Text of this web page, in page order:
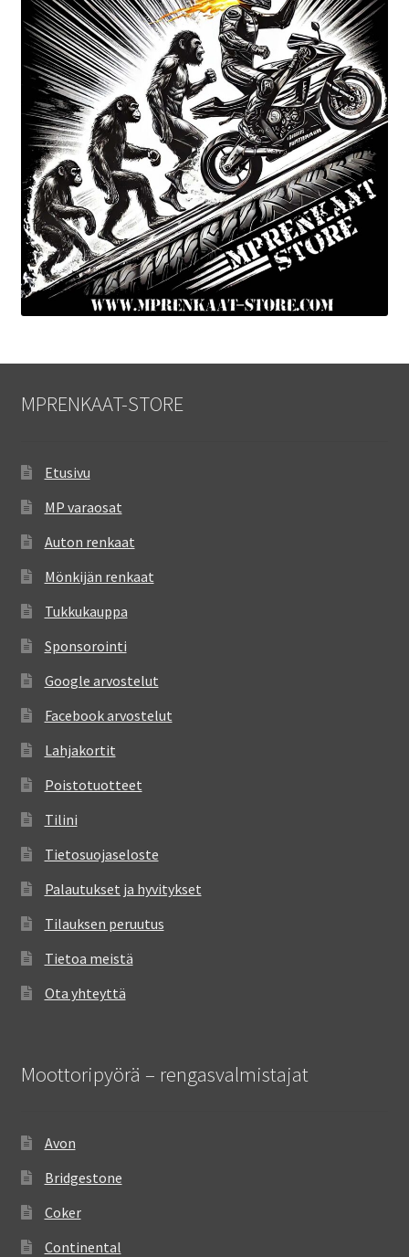
MPRENKAAT-STORE
Etusivu
MP varaosat
Auton renkaat
Mönkijän renkaat
Tukkukauppa
Sponsorointi
Google arvostelut
Facebook arvostelut
Lahjakortit
Poistotuotteet
Tilini
Tietosuojaseloste
Palautukset ja hyvitykset
Tilauksen peruutus
Tietoa meistä
Ota yhteyttä
Moottoripyörä – rengasvalmistajat
Avon
Bridgestone
Coker
Continental